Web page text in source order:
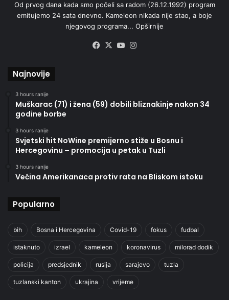
Od prvog dana kada smo počeli sa radom (26.12.1992) program
emitujemo 24 sata dnevno. Kameleon nikada nije stao, a boje
njegovog programa... Opširnije
Facebook
X YouTube
Najnovije
3 hours ranije
Muškarac (71) i žena (59) dobili bliznakinje nakon 34
godine borbe
3 hours ranije
Svjetski hit NoWine premijerno stiže u Bosnu i
Hercegovinu – promocija u petak u Tuzli
3 hours ranije
Većina Amerikanaca protiv rata na Bliskom istoku
Popularno
bih Bosna i Hercegovina Covid-19 fokus fudbal
istaknuto izrael kameleon koronavirus milorad dodik
policija predsjednik rusija sarajevo tuzla
tuzlanski kanton ukrajina vrijeme